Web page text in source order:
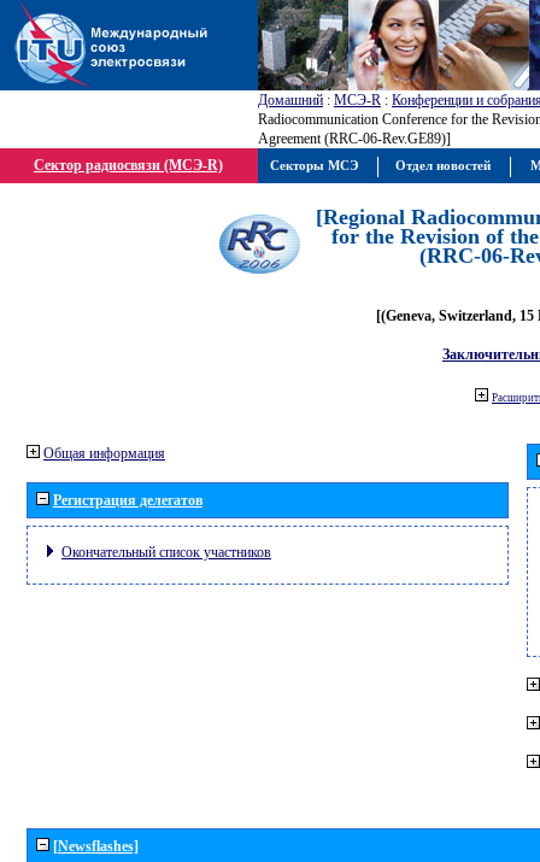
Домашний : МСЭ-R : Конференции и
Radiocommunication Conference for the
Agreement (RRC-06-Rev.GE89)]
Сектор радиосвязи (МСЭ-R)
[Regional
for the Revision of
(RRC-06-
[(Geneva, Switzerland, 15
Общая информация
Регистрация делегатов
Окончательный список участников
[Newsflashes]
Секторы МСЭ Отдел новостей